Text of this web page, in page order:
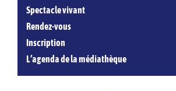
Spectacle vivant
Rendez-vous
Inscription
L’agenda de la médiathèque